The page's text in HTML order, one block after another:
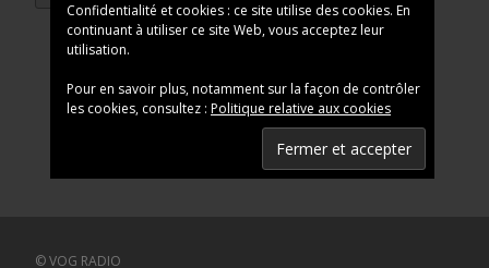
Confidentialité et cookies : ce site utilise des cookies. En
continuant à utiliser ce site Web, vous acceptez leur
utilisation.
Pour en savoir plus, notamment sur la façon de contrôler
les cookies, consultez : Politique relative aux cookies
© VOG RADIO